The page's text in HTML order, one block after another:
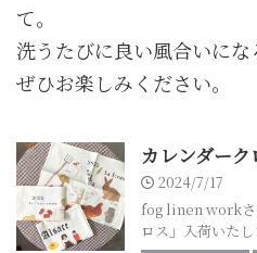
て。
洗うたびに良い風合いに
ぜひお楽しみください。
カレンダーク
2024/7/17
fog linen workさ
ロス」入荷いた